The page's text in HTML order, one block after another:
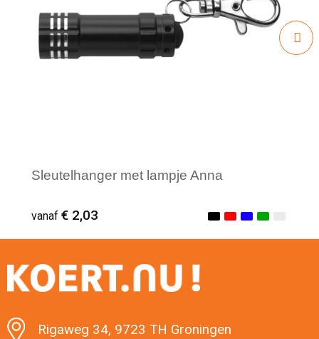
Sleutelhanger met lampje Anna
vanaf € 2,03
Minimale afname: 1
Rigaweg 34, 9723 TH Groningen